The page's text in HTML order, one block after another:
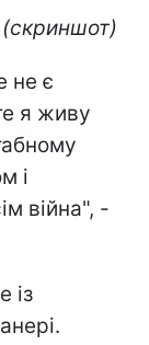
не є
я живу
і
війна", -
із